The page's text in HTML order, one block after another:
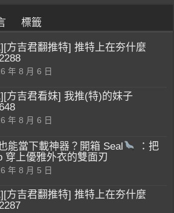
標籤
方吉君翻推特] 推特上在夯什麼
年 8 月 6 日
方吉君看妹] 我推(特)的妹子
年 8 月 6 日
能當下載神器？開箱 Seal
：把
穿上優雅外衣的雙面刃
年 8 月 5 日
方吉君翻推特] 推特上在夯什麼